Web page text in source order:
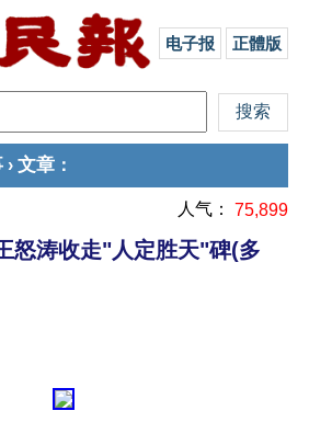
电子报 正體版
› 文章 ：
人气： 75,899
怒涛收走"人定胜天"碑(多